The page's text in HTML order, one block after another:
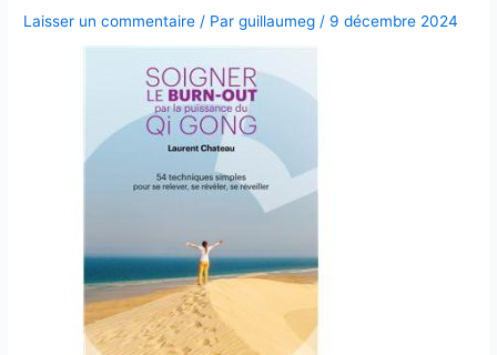
Laisser un commentaire / Parguillaumeg/ 9 décembre 2024